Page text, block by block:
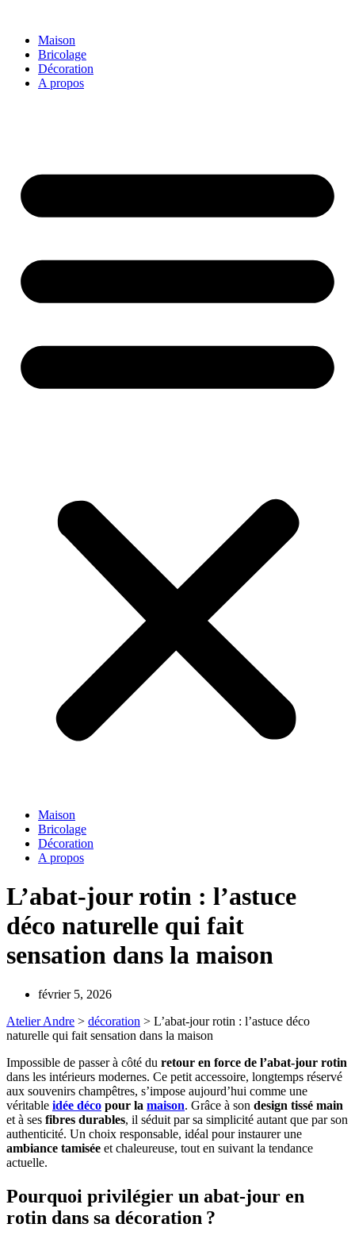
contenuMaison
Bricolage
Décoration
A propos
Maison
Bricolage
Décoration
A propos
L’abat-jour rotin : l’astuce
déco naturelle qui fait
sensation dans la maison
février 5, 2026
Atelier Andre > décoration > L’abat-jour rotin : l’astuce déco
naturelle qui fait sensation dans la maison
Impossible de passer à côté du retour en force de l’abat-jour rotin
dans les intérieurs modernes. Ce petit accessoire, longtemps réservé
aux souvenirs champêtres, s’impose aujourd’hui comme une
véritable idée déco pour la maison. Grâce à son design tissé main
et à ses fibres durables, il séduit par sa simplicité autant que par son
authenticité. Un choix responsable, idéal pour instaurer une
ambiance tamisée et chaleureuse, tout en suivant la tendance
actuelle.
Pourquoi privilégier un abat-jour en
rotin dans sa décoration ?